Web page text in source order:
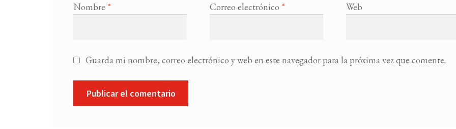
Nombre * Correo electrónico * Web
Guarda mi nombre, correo electrónico y web en este navegador para la próxima vez que comente.